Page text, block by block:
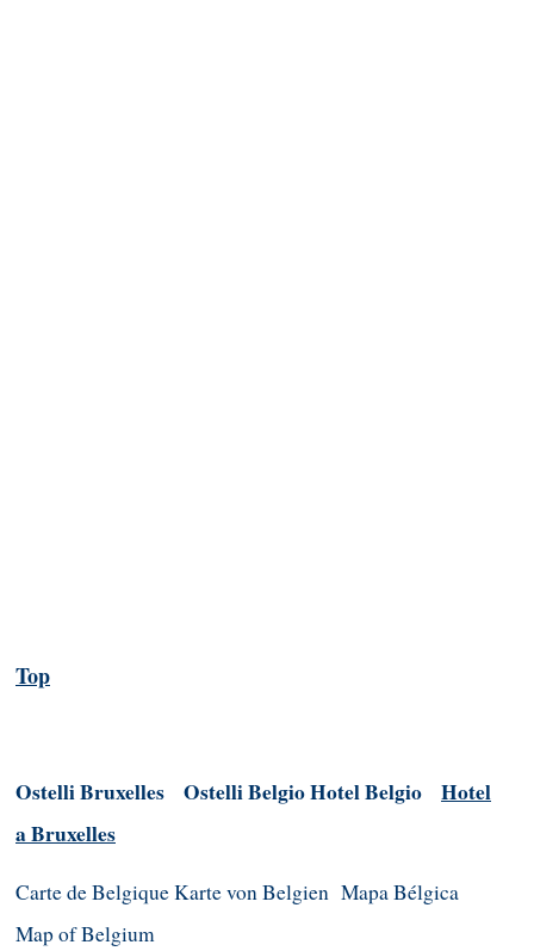
Top
Ostelli Bruxelles Ostelli BelgioHotel Belgio
Hotel
a Bruxelles
Carte de BelgiqueKarte von Belgien Mapa Bélgica
Map of Belgium